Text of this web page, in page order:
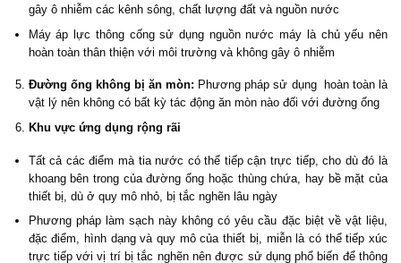
gây ô nhiễm các kênh sông, chất lượng đất và nguồn nước
Máy áp lực thông cống sử dụng nguồn nước máy là chủ yếu nên
hoàn toàn thân thiện với môi trường và không gây ô nhiễm
Đường ống không bị ăn mòn: Phương pháp sử dụng hoàn toàn là
vật lý nên không có bất kỳ tác động ăn mòn nào đối với đường ống
Khu vực ứng dụng rộng rãi
Tất cả các điểm mà tia nước có thể tiếp cận trực tiếp, cho dù đó là
khoang bên trong của đường ống hoặc thùng chứa, hay bề mặt của
thiết bị, dù ở quy mô nhỏ, bị tắc nghẽn lâu ngày
Phương pháp làm sạch này không có yêu cầu đặc biệt về vật liệu,
đặc điểm, hình dạng và quy mô của thiết bị, miễn là có thể tiếp xúc
trực tiếp với vị trí bị tắc nghẽn nên được sử dụng phổ biến để thông